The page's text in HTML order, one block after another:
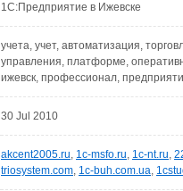
1С:Предприятие в Ижевске
учета, учет, автоматизация,
управления, платформе,
ижевск, профессионал,
30 Jul 2010
akcent2005.ru, 1c-msfo.ru, 1c-nt.ru,
triosystem.com, 1c-buh.com.ua,